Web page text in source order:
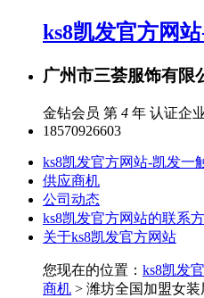
ks8凯发官方网
广州市三荟服饰有限
金钻会员 第 4 年 认证企
18570926603
ks8凯发官方网站-凯发一
供应商机
公司动态
ks8凯发官方网站的联系
关于ks8凯发官方网站
您现在的位置： ks8凯发
商机 > 潍坊全国加盟女